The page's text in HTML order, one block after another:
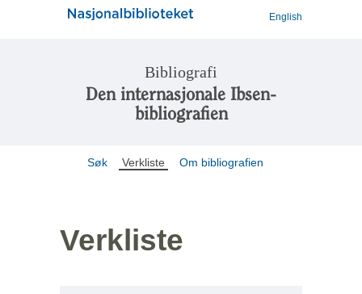
English
Bibliografi
Den internasjonale Ibsen-
bibliografien
Søk Verkliste Om bibliografien
Verkliste